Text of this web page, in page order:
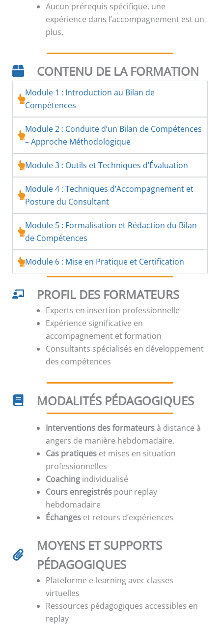
Aucun prérequis spécifique, une
expérience dans l’accompagnement est un
plus.
CONTENU DE LA FORMATION
Module 1 : Introduction au Bilan de
Compétences
Module 2 : Conduite d’un Bilan de Compétences
– Approche Méthodologique
Module 3 : Outils et Techniques d’Évaluation
Module 4 : Techniques d’Accompagnement et
Posture du Consultant
Module 5 : Formalisation et Rédaction du Bilan
de Compétences
Module 6 : Mise en Pratique et Certification
PROFIL DES FORMATEURS
Experts en insertion professionnelle
Expérience significative en
accompagnement et formation
Consultants spécialisés en développement
des compétences
MODALITÉS PÉDAGOGIQUES
Interventions des formateursà distance à
angers de manière hebdomadaire.
Cas pratiques et mises en situation
professionnelles
Coaching individualisé
Cours enregistrés pour replay
hebdomadaire
Échanges et retours d’expériences
MOYENS ET SUPPORTS
PÉDAGOGIQUES
Plateforme e-learning avec classes
virtuelles
Ressources pédagogiques accessibles en
replay